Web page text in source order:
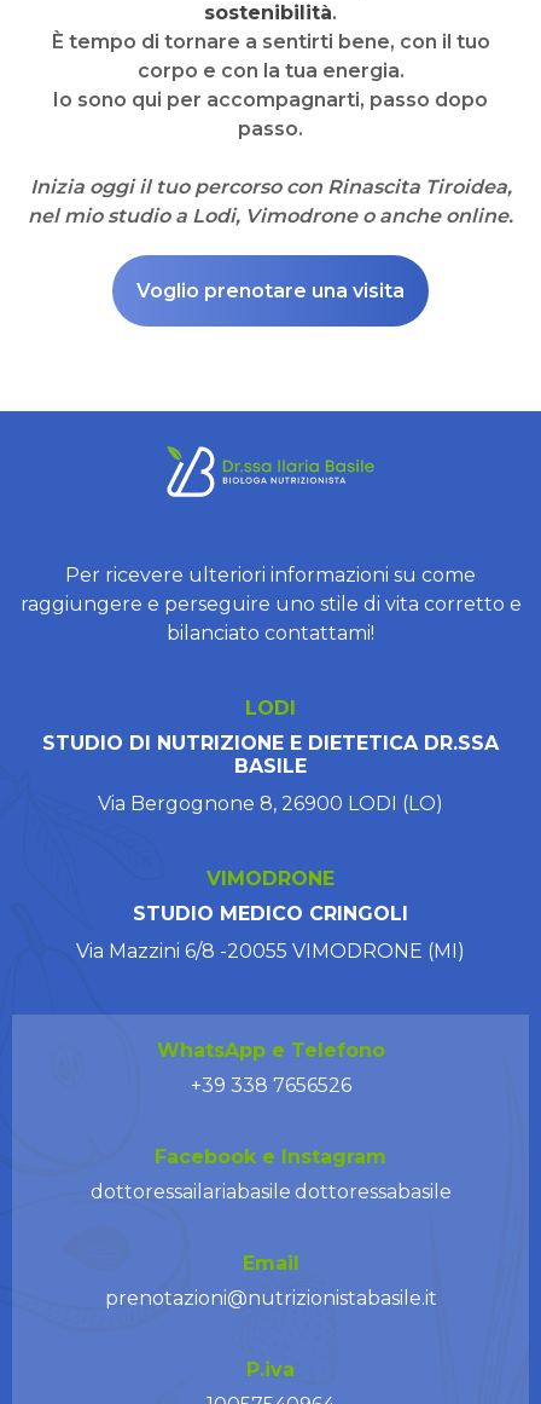
sostenibilità.
È tempo di tornare a sentirti bene, con il tuo
corpo e con la tua energia.
Io sono qui per accompagnarti, passo dopo
passo.
Inizia oggi il tuo percorso con Rinascita Tiroidea,
nel mio studio a Lodi, Vimodrone o anche online.
Voglio prenotare una visita
Per ricevere ulteriori informazioni su come
raggiungere e perseguire uno stile di vita corretto e
bilanciato contattami!
LODI
STUDIO DI NUTRIZIONE E DIETETICA DR.SSA
BASILE
Via Bergognone 8, 26900 LODI (LO)
VIMODRONE
STUDIO MEDICO CRINGOLI
Via Mazzini 6/8 -20055 VIMODRONE (MI)
WhatsApp e Telefono
+39 338 7656526
Facebook e Instagram
dottoressailariabasile dottoressabasile
Email
prenotazioni@nutrizionistabasile.it
P.iva